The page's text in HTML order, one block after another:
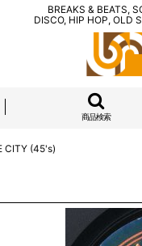
BREAKS & BEATS,
DISCO, HIP HOP, OLD
商品検索
CITY (45's)